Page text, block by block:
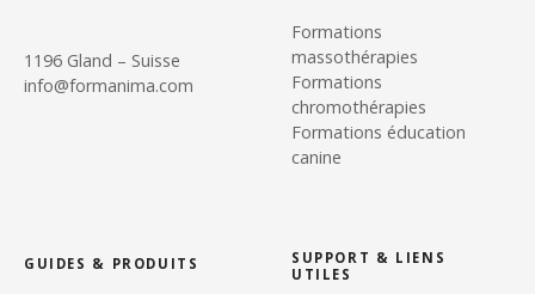
1196 Gland – Suisse
info@formanima.com
Formations
massothérapies
Formations
chromothérapies
Formations éducation
canine
GUIDES & PRODUITS
SUPPORT & LIENS
UTILES